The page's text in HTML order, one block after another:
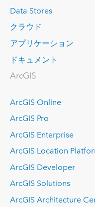
Data Stores
クラウド
アプリケーション
ドキュメント
ArcGIS
ArcGIS Online
ArcGIS Pro
ArcGIS Enterprise
ArcGIS Location
ArcGIS Developer
ArcGIS Solutions
ArcGIS Architecture